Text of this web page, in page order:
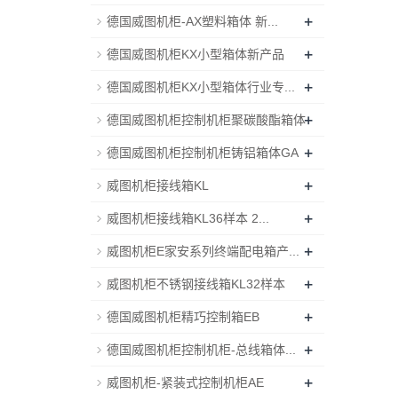
德国威图机柜-AX塑料箱体 新... +
德国威图机柜KX小型箱体新产品 +
德国威图机柜KX小型箱体行业专... +
德国威图机柜控制机柜聚碳酸酯箱体+
德国威图机柜控制机柜铸铝箱体GA +
威图机柜接线箱KL +
威图机柜接线箱KL36样本 2... +
威图机柜E家安系列终端配电箱产... +
威图机柜不锈钢接线箱KL32样本 +
德国威图机柜精巧控制箱EB +
德国威图机柜控制机柜-总线箱体... +
威图机柜-紧装式控制机柜AE +